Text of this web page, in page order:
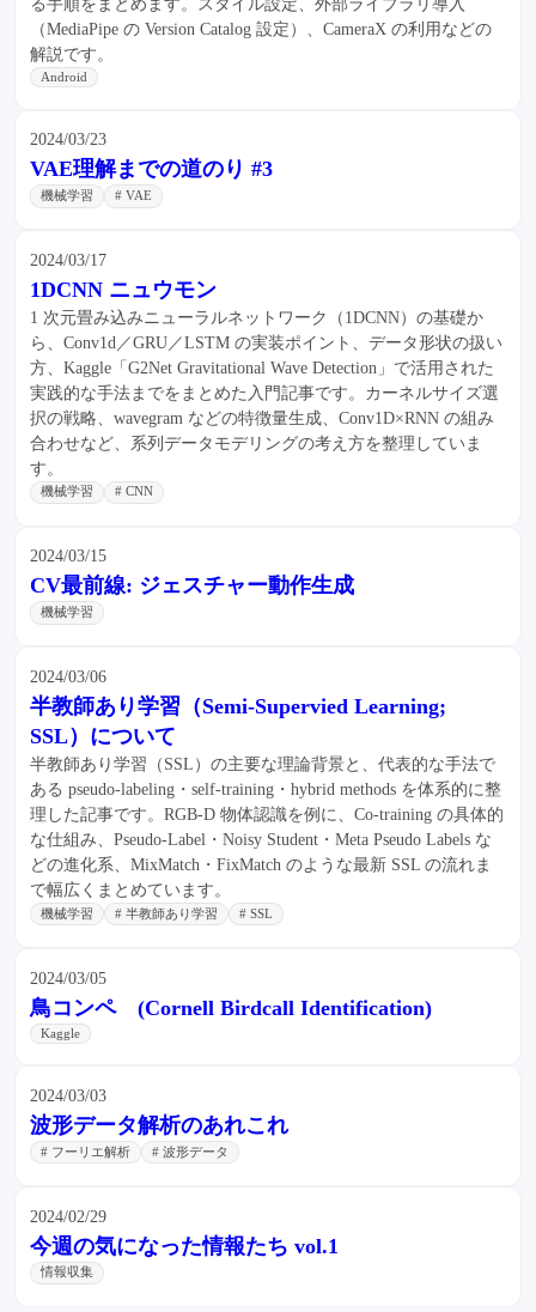
る手順をまとめます。スタイル設定、外部ライブラリ導入
（MediaPipe の Version Catalog 設定）、CameraX の利用などの
解説です。
Android
2024/03/23
VAE理解までの道のり #3
機械学習 # VAE
2024/03/17
1DCNN ニュウモン
1 次元畳み込みニューラルネットワーク（1DCNN）の基礎か
ら、Conv1d／GRU／LSTM の実装ポイント、データ形状の扱い
方、Kaggle「G2Net Gravitational Wave Detection」で活用された
実践的な手法までをまとめた入門記事です。カーネルサイズ選
択の戦略、wavegram などの特徴量生成、Conv1D×RNN の組み
合わせなど、系列データモデリングの考え方を整理していま
す。
機械学習 # CNN
2024/03/15
CV最前線: ジェスチャー動作生成
機械学習
2024/03/06
半教師あり学習（Semi-Supervied Learning;
SSL）について
半教師あり学習（SSL）の主要な理論背景と、代表的な手法で
ある pseudo-labeling・self-training・hybrid methods を体系的に整
理した記事です。RGB-D 物体認識を例に、Co-training の具体的
な仕組み、Pseudo-Label・Noisy Student・Meta Pseudo Labels な
どの進化系、MixMatch・FixMatch のような最新 SSL の流れま
で幅広くまとめています。
機械学習 # 半教師あり学習 # SSL
2024/03/05
鳥コンペ (Cornell Birdcall Identification)
Kaggle
2024/03/03
波形データ解析のあれこれ
# フーリエ解析 # 波形データ
2024/02/29
今週の気になった情報たち vol.1
情報収集